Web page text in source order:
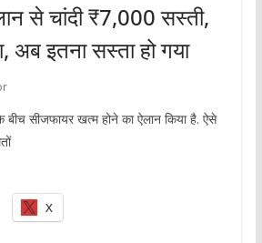
से चांदी ₹7,000 सस्ती,
अब इतना सस्ता हो गया
सीजफायर खत्म होने का ऐलान किया है. ऐसे
X